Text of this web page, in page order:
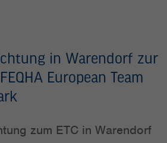
in Warendorf zur
European Team
zum ETC in Warendorf